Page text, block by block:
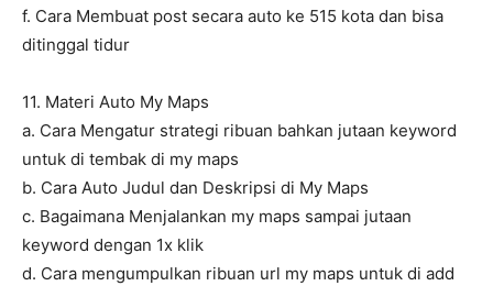
f. Cara Membuat post secara auto ke 515 kota dan bisa
ditinggal tidur
11. Materi Auto My Maps
a. Cara Mengatur strategi ribuan bahkan jutaan keyword
untuk di tembak di my maps
b. Cara Auto Judul dan Deskripsi di My Maps
c. Bagaimana Menjalankan my maps sampai jutaan
keyword dengan 1x klik
d. Cara mengumpulkan ribuan url my maps untuk di add